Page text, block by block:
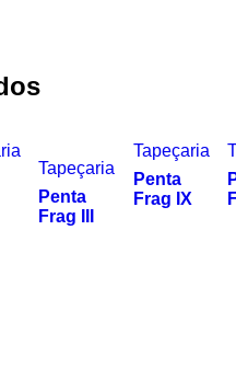
Tapeçaria
Penta
Frag III
Tapeçaria
Penta
Frag IX